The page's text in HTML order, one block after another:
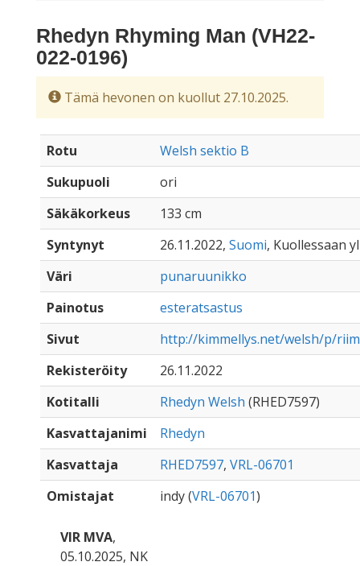
Rhedyn Rhyming Man (VH22-
022-0196)
Tämä hevonen on kuollut 27.10.2025.
Rotu
Welsh sektio B
Sukupuoli
ori
Säkäkorkeus
133 cm
Syntynyt
26.11.2022, Suomi, Kuollessaan
Väri
punaruunikko
Painotus
esteratsastus
Sivut
http://kimmellys.net/welsh/p/
Rekisteröity
26.11.2022
Kotitalli
Rhedyn Welsh (RHED7597)
Kasvattajanimi
Rhedyn
Kasvattaja
RHED7597, VRL-06701
Omistajat
indy (VRL-06701)
VIR MVA,
05.10.2025, NK